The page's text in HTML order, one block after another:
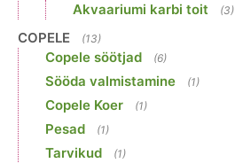
Akvaariumi karbi toit (3)
COPELE (13)
Copele söötjad (6)
Sööda valmistamine (1)
Copele Koer (1)
Pesad (1)
Tarvikud (1)